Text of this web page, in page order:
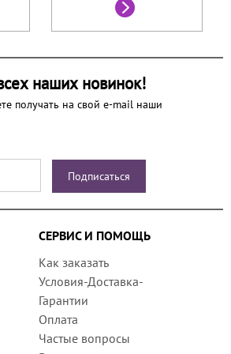
наших новинок!
получать на свой e-mail наши
СЕРВИС И ПОМОЩЬ
Как заказать
Условия-Доставка-
Гарантии
Оплата
Частые вопросы